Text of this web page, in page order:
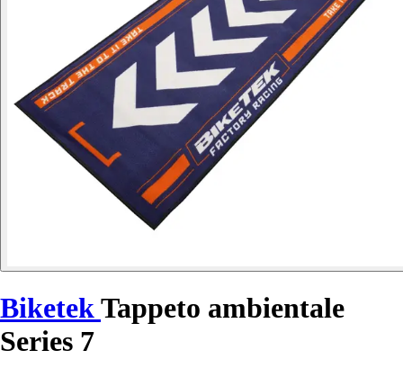
BiketekTappeto ambientale
Series 7